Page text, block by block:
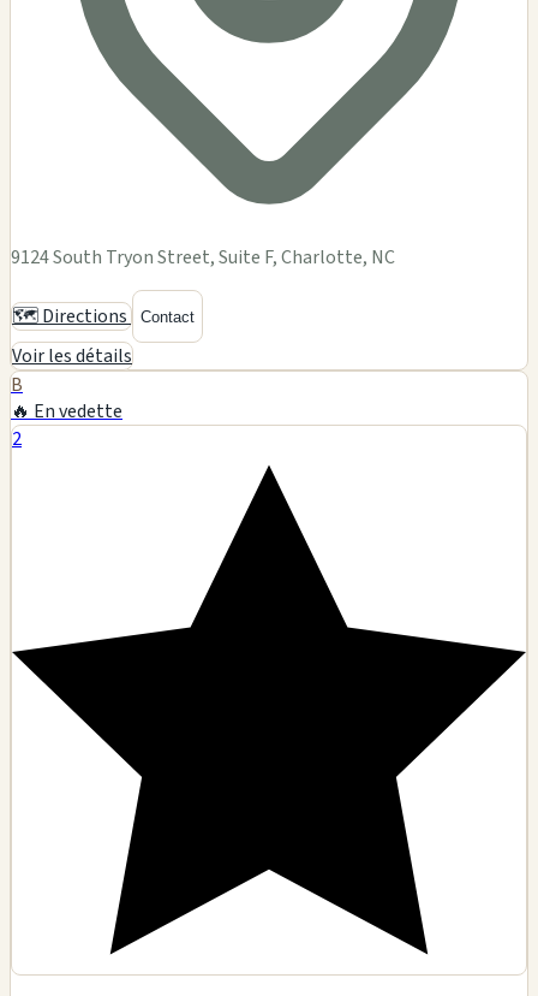
9124 South Tryon Street, Suite F, Charlotte, NC
🗺️ Directions Contact
Voir les détails
B
🔥 En vedette
2